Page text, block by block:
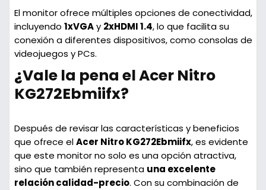
El monitor ofrece múltiples opciones de conectividad,
incluyendo 1xVGAy 2xHDMI 1.4, lo que facilita su
conexión a diferentes dispositivos, como consolas de
videojuegos y PCs.
¿Vale la pena el Acer Nitro
KG272Ebmiifx?
Después de revisar las características y beneficios
que ofrece elAcer Nitro KG272Ebmiifx, es evidente
que este monitor no solo es una opción atractiva,
sino que también representa una excelente
relación calidad-precio. Con su combinación de